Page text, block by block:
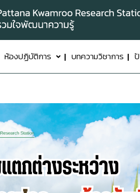
ห้องปฏิบัติการ บทความวิชาการ